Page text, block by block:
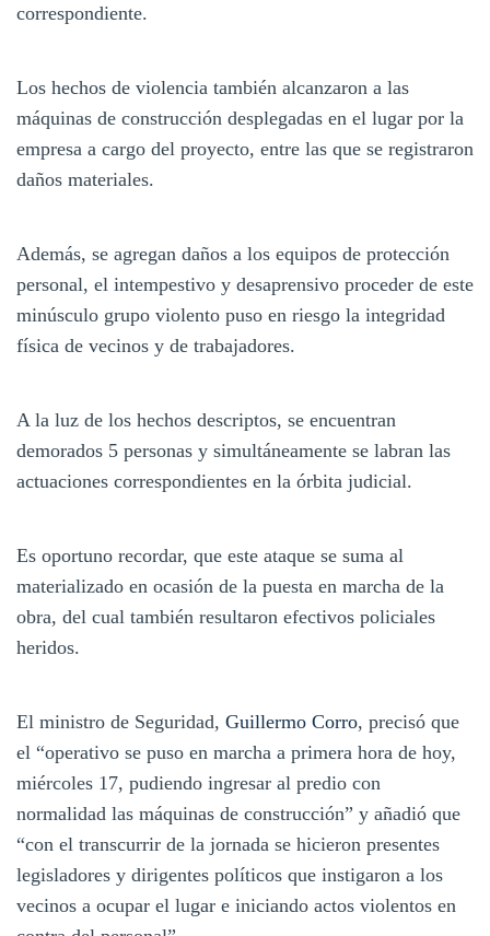
correspondiente.
Los hechos de violencia también alcanzaron a las
máquinas de construcción desplegadas en el lugar por la
empresa a cargo del proyecto, entre las que se registraron
daños materiales.
Además, se agregan daños a los equipos de protección
personal, el intempestivo y desaprensivo proceder de este
minúsculo grupo violento puso en riesgo la integridad
física de vecinos y de trabajadores.
A la luz de los hechos descriptos, se encuentran
demorados 5 personas y simultáneamente se labran las
actuaciones correspondientes en la órbita judicial.
Es oportuno recordar, que este ataque se suma al
materializado en ocasión de la puesta en marcha de la
obra, del cual también resultaron efectivos policiales
heridos.
El ministro de Seguridad, Guillermo Corro, precisó que
el “operativo se puso en marcha a primera hora de hoy,
miércoles 17, pudiendo ingresar al predio con
normalidad las máquinas de construcción” y añadió que
“con el transcurrir de la jornada se hicieron presentes
legisladores y dirigentes políticos que instigaron a los
vecinos a ocupar el lugar e iniciando actos violentos en